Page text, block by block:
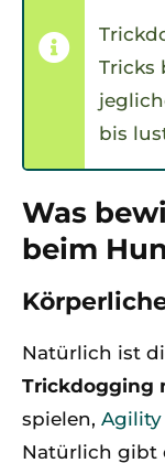
Tricks
bis
Was
beim
Natürlich ist
Trickdogging
spielen, Agility
Natürlich gibt